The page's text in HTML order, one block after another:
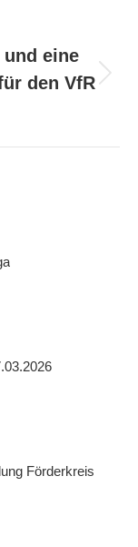
eine
den VfR
Förderkreis